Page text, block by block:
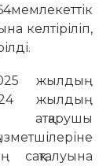
келтіріліп,
жылдың
жылдың
атқарушы
сақталуына